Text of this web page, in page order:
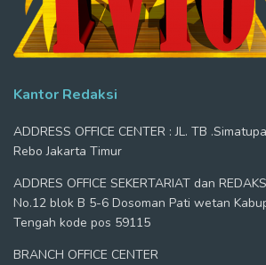
Kantor Redaksi
ADDRESS OFFICE CENTER : JL. TB
Rebo Jakarta Timur
ADDRES OFFICE SEKERTARIAT dan
No.12 blok B 5-6 Dosoman Pati wetan
Tengah kode pos 59115
BRANCH OFFICE CENTER